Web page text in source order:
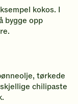
kokos. I
bygge opp
tørkede
chilipaste